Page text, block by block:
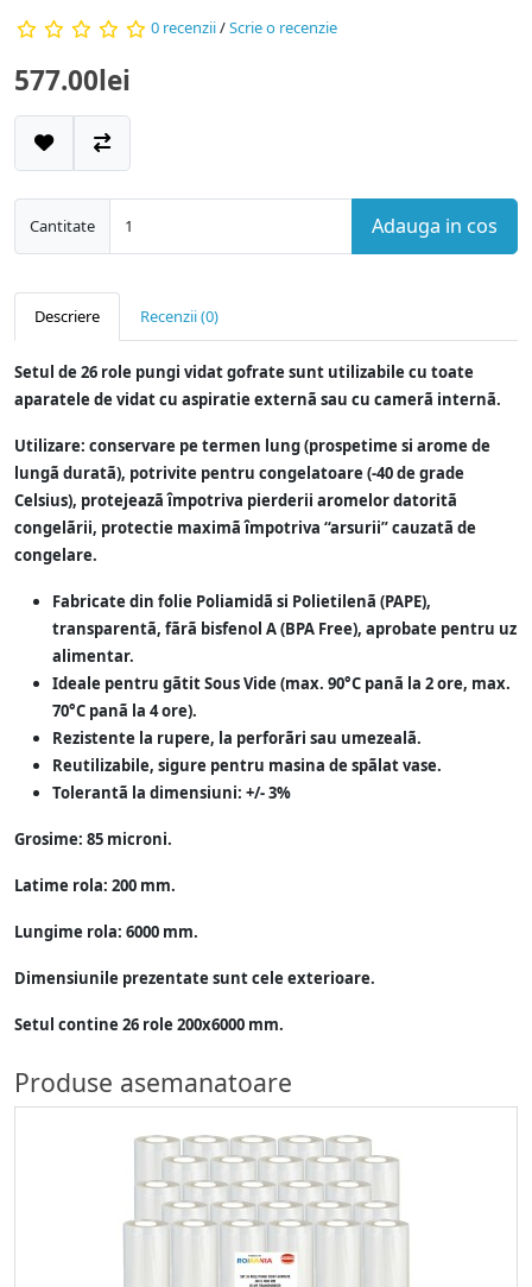
0 recenzii/Scrie o recenzie
577.00lei
Cantitate Adauga in cos
Descriere Recenzii (0)
Setul de 26 role pungi vidat gofrate sunt utilizabile cu toate
aparatele de vidat cu aspiratie externã sau cu camerã internã.
Utilizare: conservare pe termen lung (prospetime si arome de
lungã duratã), potrivite pentru congelatoare (-40 de grade
Celsius), protejeazã ȋmpotriva pierderii aromelor datoritã
congelãrii, protectie maximã ȋmpotriva “arsurii” cauzatã de
congelare.
Fabricate din folie Poliamidã si Polietilenã (PAPE),
transparentã, fãrã bisfenol A (BPA Free), aprobate pentru uz
alimentar.
Ideale pentru gãtit Sous Vide (max. 90°C panã la 2 ore, max.
70°C panã la 4 ore).
Rezistente la rupere, la perforãri sau umezealã.
Reutilizabile, sigure pentru masina de spãlat vase.
Tolerantã la dimensiuni: +/- 3%
Grosime: 85 microni.
Latime rola: 200 mm.
Lungime rola: 6000 mm.
Dimensiunile prezentate sunt cele exterioare.
Setul contine 26 role 200x6000 mm.
Produse asemanatoare